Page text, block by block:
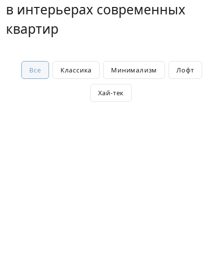
в интерьерах современных
квартир
Все Классика Минимализм Лофт
Хай-тек